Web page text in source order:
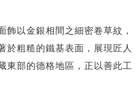
飾以金銀相間之細密卷草紋，
於粗糙的鐵基表面，展現匠人
東部的德格地區，正以善此工